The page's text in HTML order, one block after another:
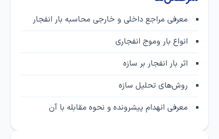
معرفی مراجع داخلی و خارجی محاسبه بار انفجار
انواع بار وموج انفجاری
اثر بار انفجار بر سازه
روش‌های تحلیل سازه
معرفی انهدام پیشرونده و نحوه مقابله با آن